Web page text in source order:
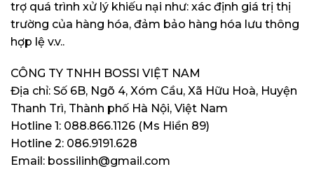
trợ quá trình xử lý khiếu nại như: xác định giá trị thị
trường của hàng hóa, đảm bảo hàng hóa lưu thông
hợp lệ v.v..
CÔNG TY TNHH BOSSI VIỆT NAM
Địa chỉ: Số 6B, Ngõ 4, Xóm Cầu, Xã Hữu Hoà, Huyện
Thanh Trì, Thành phố Hà Nội, Việt Nam
Hotline 1: 088.866.1126 (Ms Hiền 89)
Hotline 2: 086.9191.628
Email: bossilinh@gmail.com